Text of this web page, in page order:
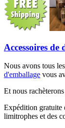
Accessoires de
Nous avons tous les
d'emballage vous
Et nous
Expédition gratuite
limitrophes et des